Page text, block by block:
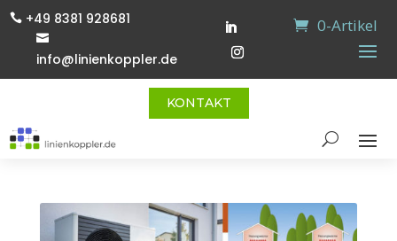
 +49 8381 928681

info@linienkoppler.de
0-Artikel
KONTAKT